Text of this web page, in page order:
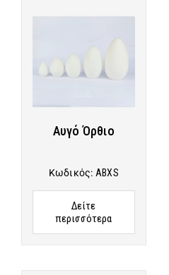
Αυγό Όρθιο
Κωδικός: ABXS
Δείτε
περισσότερα